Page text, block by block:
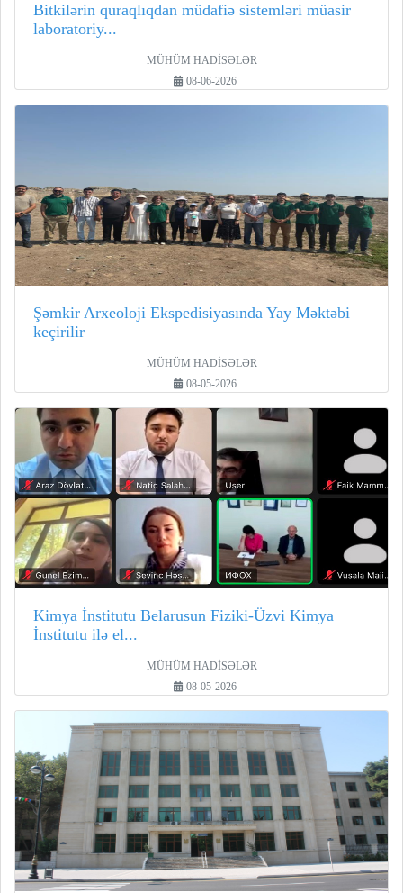
Bitkilərin quraqlıqdan müdafiə sistemləri müasir
laboratoriy...
MÜHÜM HADİSƏLƏR
08-06-2026
Şəmkir Arxeoloji Ekspedisiyasında Yay Məktəbi
keçirilir
MÜHÜM HADİSƏLƏR
08-05-2026
Kimya İnstitutu Belarusun Fiziki-Üzvi Kimya
İnstitutu ilə el...
MÜHÜM HADİSƏLƏR
08-05-2026